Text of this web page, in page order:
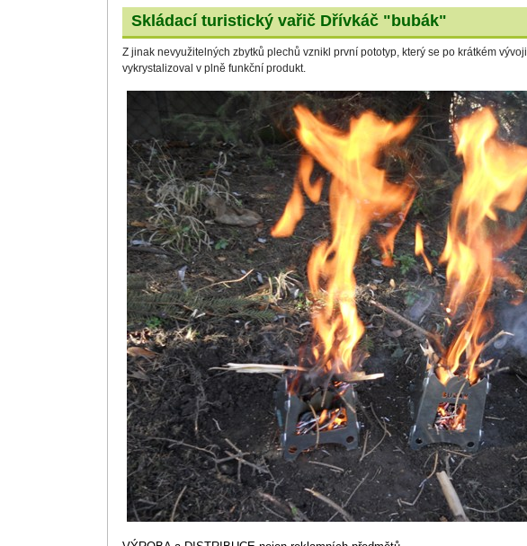
Skládací turistický vařič Dřívkáč "bubák"
Z jinak nevyužitelných zbytků plechů vznikl první pototyp, který se po krátkém vývoji
vykrystalizoval v plně funkční produkt.